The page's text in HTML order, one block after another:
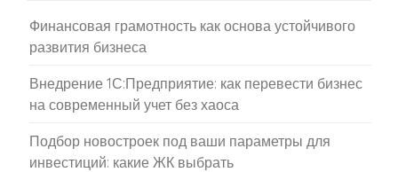
Финансовая грамотность как основа устойчивого
развития бизнеса
Внедрение 1С:Предприятие: как перевести бизнес
на современный учет без хаоса
Подбор новостроек под ваши параметры для
инвестиций: какие ЖК выбрать